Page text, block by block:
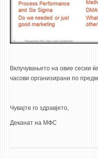
Вклучувањето на овие сесии
часови организирани по
Чувајте го здравјето,
Деканат на МФС